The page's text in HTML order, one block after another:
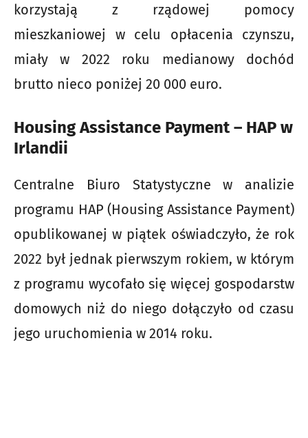
korzystają z rządowej pomocy
mieszkaniowej w celu opłacenia czynszu,
miały w 2022 roku medianowy dochód
brutto nieco poniżej 20 000 euro.
Housing Assistance Payment – HAP w
Irlandii
Centralne Biuro Statystyczne w analizie
programu HAP (Housing Assistance Payment)
opublikowanej w piątek oświadczyło, że rok
2022 był jednak pierwszym rokiem, w którym
z programu wycofało się więcej gospodarstw
domowych niż do niego dołączyło od czasu
jego uruchomienia w 2014 roku.